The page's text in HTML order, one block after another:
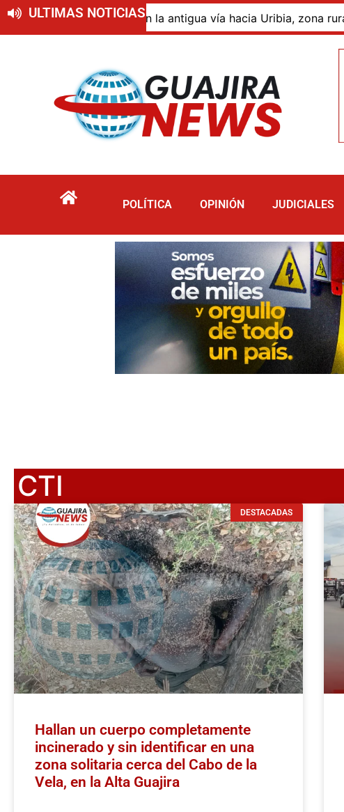
ULTIMAS NOTICIAS
en la antigua vía hacia Uribia, zona rural de Maicao
POLÍTICA OPINIÓN JUDICIALES
CTI
DESTACADAS
Hallan un cuerpo completamente
incinerado y sin identificar en una
zona solitaria cerca del Cabo de la
Vela, en la Alta Guajira